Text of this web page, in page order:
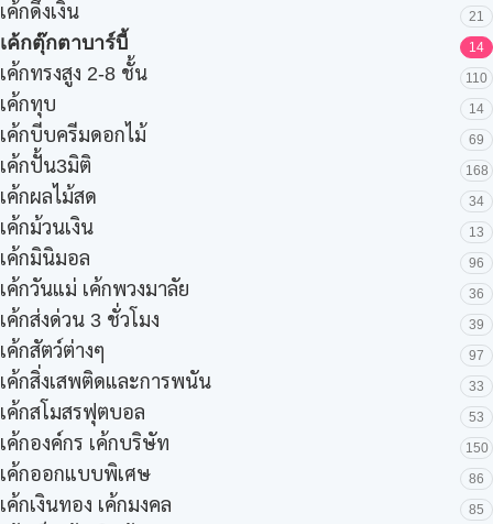
เค้กดึงเงิน 21
เค้กตุ๊กตาบาร์บี้ 14
เค้กทรงสูง 2-8 ชั้น 110
เค้กทุบ 14
เค้กบีบครีมดอกไม้ 69
เค้กปั้น3มิติ 168
เค้กผลไม้สด 34
เค้กม้วนเงิน 13
เค้กมินิมอล 96
เค้กวันแม่ เค้กพวงมาลัย 36
เค้กส่งด่วน 3 ชั่วโมง 39
เค้กสัตว์ต่างๆ 97
เค้กสิ่งเสพติดและการพนัน 33
เค้กสโมสรฟุตบอล 53
เค้กองค์กร เค้กบริษัท 150
เค้กออกแบบพิเศษ 86
เค้กเงินทอง เค้กมงคล 85